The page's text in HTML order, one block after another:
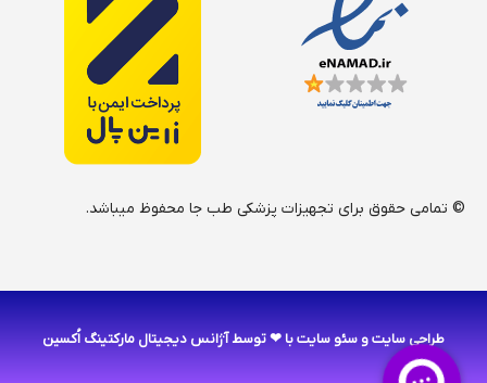
© تمامی حقوق برای تجهیزات پزشکی طب جا محفوظ میباشد.
طراحی سایتو سئو سایتبا ❤ توسط آژانس دیجیتال مارکتینگ اُکسین